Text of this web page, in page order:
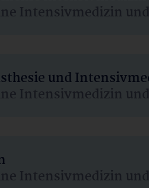
Intensivmedizin
und
Intensivmedizin
Intensivmedizin